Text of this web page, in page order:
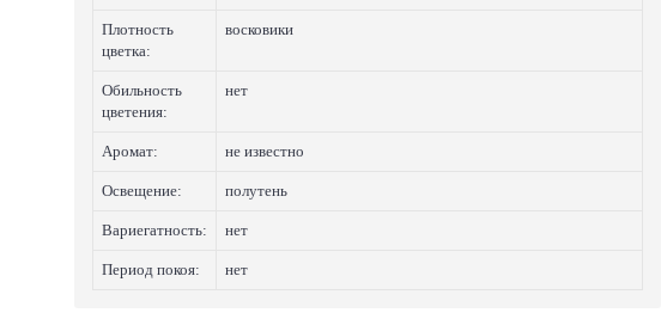
Плотность
цветка:
восковики
Обильность
цветения:
нет
Аромат: не известно
Освещение: полутень
Вариегатность: нет
Период покоя: нет